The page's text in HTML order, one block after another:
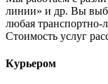
линии» и др. Вы
любая транспортно-
Cтоимость услуг
Курьером